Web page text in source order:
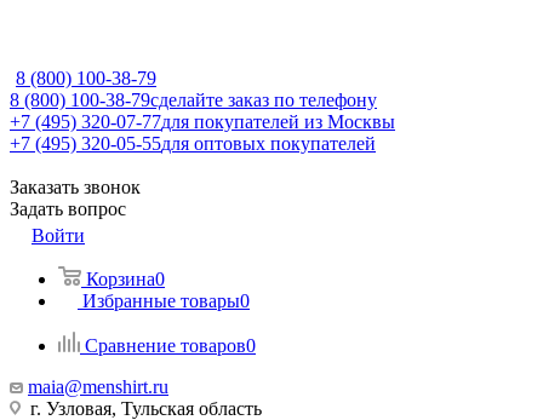
8 (800) 100-38-79
8 (800) 100-38-79сделайте заказ по телефону
+7 (495) 320-07-77для покупателей из Москвы
+7 (495) 320-05-55для оптовых покупателей
Заказать звонок
Задать вопрос
Войти
Корзина0
Избранные товары0
Сравнение товаров0
maia@menshirt.ru
г. Узловая, Тульская область